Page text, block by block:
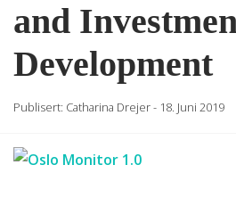
and
Development
Publisert: Catharina Drejer- 18. Juni 2019